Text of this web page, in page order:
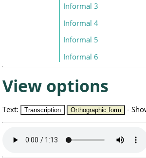
Informal 3
Informal 4
Informal 5
Informal 6
View options
Text: Transcription Orthographic form -